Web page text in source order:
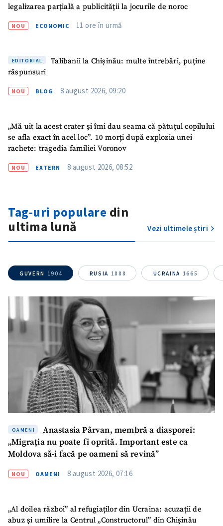
legalizarea parțială a publicității la jocurile de noroc
NOU ECONOMIC 11 ore în urmă
EDITORIAL
Talibanii la Chișinău: multe întrebări, puține
răspunsuri
NOU BLOG 8 august 2026, 09:20
„Mă uit la acest crater și îmi dau seama că pătuțul copilului
se afla exact în acel loc”. 10 morți după explozia unei
rachete: tragedia familiei Voronov
NOU EXTERN 8 august 2026, 08:52
Tag-uri populare din
ultima lună
Vezi ultimele știri
GUVERN 1904 RUSIA 1888 UCRAINA 1665
OAMENI
Anastasia Pârvan, membră a diasporei:
„Migrația nu poate fi oprită. Important este ca
Moldova să-i facă pe oameni să revină”
NOU OAMENI 8 august 2026, 07:16
„Al doilea război” al refugiaților din Ucraina: acuzații de
abuz și umilire la Centrul „Constructorul” din Chișinău
Titlu știre
+ Adaugă titlu
Link media+ Link media
Mesajul știrei
+ Mesajul știrei
CONTACT SURSĂ
Sursă anonimă
Nume+ Numele meu
+ Emailul meu
Telefon
+ Telefon personal
Am citit și sunt de
TRIMITE ȘTIREA